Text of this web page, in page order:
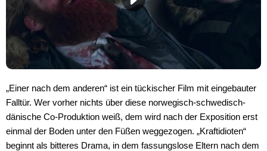
„Einer nach dem anderen“ ist ein tückischer Film mit eingebauter
Falltür. Wer vorher nichts über diese norwegisch-schwedisch-
dänische Co-Produktion weiß, dem wird nach der Exposition erst
einmal der Boden unter den Füßen weggezogen. „Kraftidioten“
beginnt als bitteres Drama, in dem fassungslose Eltern nach dem